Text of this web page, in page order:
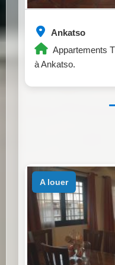
Ankatso
Appartements
à Ankatso.
a louer